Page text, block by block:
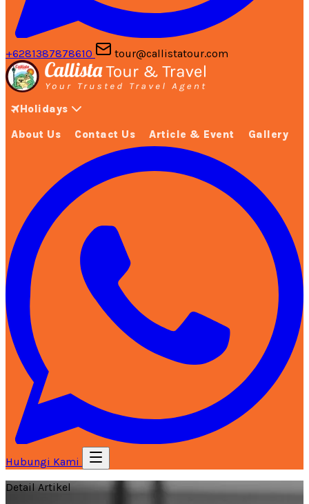
+6281387878610 tour@callistatour.com
Holidays
About Us Contact Us Article & Event Gallery
Hubungi Kami
Detail Artikel